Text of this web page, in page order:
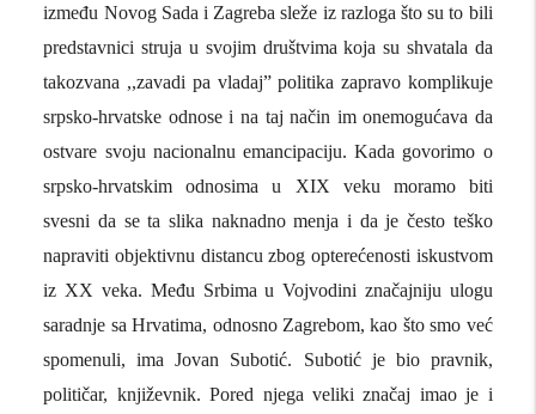
između Novog Sada i Zagreba sleže iz razloga što su to bili
predstavnici struja u svojim društvima koja su shvatala da
takozvana ,,zavadi pa vladaj” politika zapravo komplikuje
srpsko-hrvatske odnose i na taj način im onemogućava da
ostvare svoju nacionalnu emancipaciju. Kada govorimo o
srpsko-hrvatskim odnosima u XIX veku moramo biti
svesni da se ta slika naknadno menja i da je često teško
napraviti objektivnu distancu zbog opterećenosti iskustvom
iz XX veka. Među Srbima u Vojvodini značajniju ulogu
saradnje sa Hrvatima, odnosno Zagrebom, kao što smo već
spomenuli, ima Jovan Subotić. Subotić je bio pravnik,
političar, književnik. Pored njega veliki značaj imao je i